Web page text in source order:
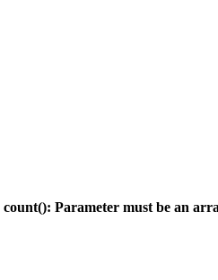
count(): Parameter must be an